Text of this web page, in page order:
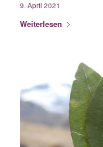
9. April 2021
Weiterlesen